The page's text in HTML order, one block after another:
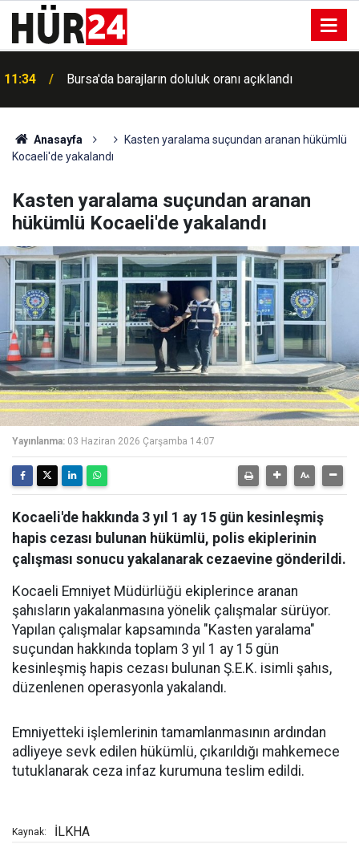
11:34 Bursa'da barajların doluluk oranı açıklandı
Anasayfa
Kasten yaralama suçundan aranan hükümlü
Kocaeli'de yakalandı
Kasten yaralama suçundan aranan
hükümlü Kocaeli'de yakalandı
Yayınlanma: 03 Haziran 2026 Çarşamba 14:07
Kocaeli'de hakkında 3 yıl 1 ay 15 gün kesinleşmiş
hapis cezası bulunan hükümlü, polis ekiplerinin
çalışması sonucu yakalanarak cezaevine gönderildi.
Kocaeli Emniyet Müdürlüğü ekiplerince aranan
şahısların yakalanmasına yönelik çalışmalar sürüyor.
Yapılan çalışmalar kapsamında "Kasten yaralama"
suçundan hakkında toplam 3 yıl 1 ay 15 gün
kesinleşmiş hapis cezası bulunan Ş.E.K. isimli şahıs,
düzenlenen operasyonla yakalandı.
Emniyetteki işlemlerinin tamamlanmasının ardından
adliyeye sevk edilen hükümlü, çıkarıldığı mahkemece
tutuklanarak ceza infaz kurumuna teslim edildi.
Kaynak: İLKHA